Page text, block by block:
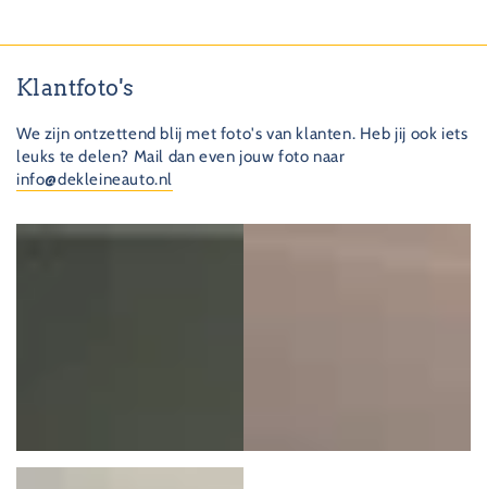
Klantfoto's
We zijn ontzettend blij met foto's van klanten. Heb jij ook iets
leuks te delen? Mail dan even jouw foto naar
info@dekleineauto.nl